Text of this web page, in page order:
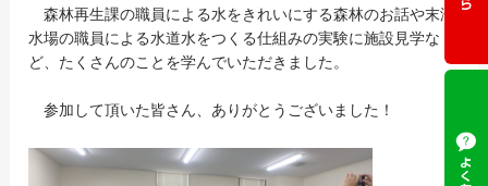
森林再生課の職員による水をきれいにする森林のお話や末浄
水場の職員による水道水をつくる仕組みの実験に施設見学な
ど、たくさんのことを学んでいただきました。
参加して頂いた皆さん、ありがとうございました！